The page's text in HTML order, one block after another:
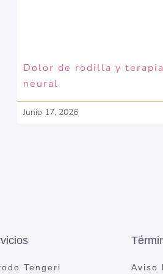
Dolor de rodilla y terapia
neural
Junio 17, 2026
Tengeri Aviso